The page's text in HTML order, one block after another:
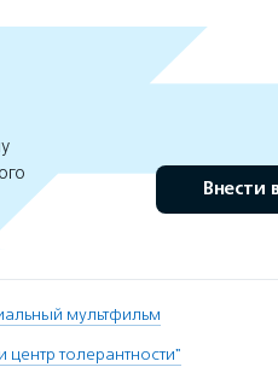
Внести
мультфильм
центр толерантности"